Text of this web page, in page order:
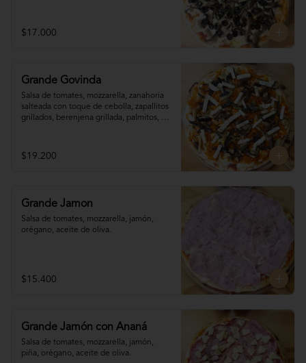
$17.000
Grande Govinda
Salsa de tomates, mozzarella, zanahoria
salteada con toque de cebolla, zapallitos
grillados, berenjena grillada, palmitos,
$19.200
Grande Jamon
Salsa de tomates, mozzarella, jamón,
orégano, aceite de oliva.
$15.400
Grande Jamón con Ananá
Salsa de tomates, mozzarella, jamón,
piña, orégano, aceite de oliva.